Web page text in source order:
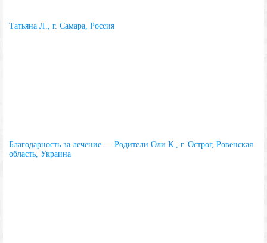
Татьяна Л., г. Самара, Россия
Благодарность за лечение — Родители Оли К., г. Острог, Ровенская
область, Украина